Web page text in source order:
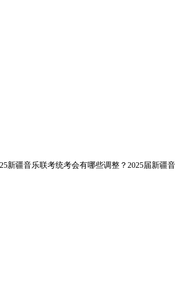
疆音乐联考统考会有哪些调整？2025届新疆